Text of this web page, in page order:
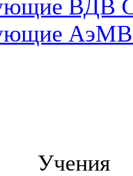
ВДВ
АэМВ
Учения